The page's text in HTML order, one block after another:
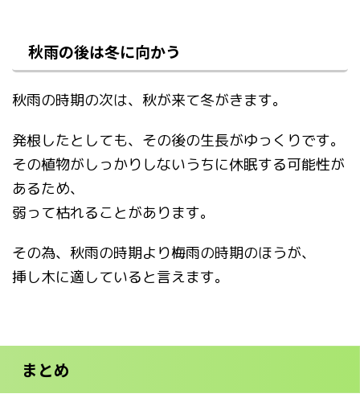
秋雨の後は冬に向かう
秋雨の時期の次は、秋が来て冬がきます。
発根したとしても、その後の生長がゆっくりです。
その植物がしっかりしないうちに休眠する可能性が
あるため、
弱って枯れることがあります。
その為、秋雨の時期より梅雨の時期のほうが、
挿し木に適していると言えます。
まとめ